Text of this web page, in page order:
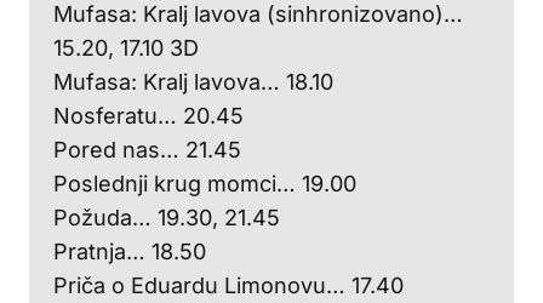
Mufasa: Kralj lavova (sinhronizovano)…
15.20, 17.10 3D
Mufasa: Kralj lavova… 18.10
Nosferatu… 20.45
Pored nas… 21.45
Poslednji krug momci… 19.00
Požuda… 19.30, 21.45
Pratnja… 18.50
Priča o Eduardu Limonovu… 17.40